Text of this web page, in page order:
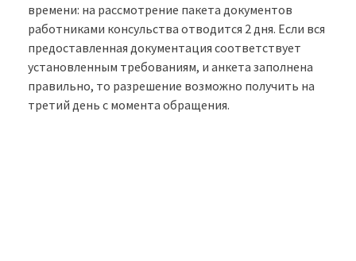
времени: на рассмотрение пакета документов
работниками консульства отводится 2 дня. Если вся
предоставленная документация соответствует
установленным требованиям, и анкета заполнена
правильно, то разрешение возможно получить на
третий день с момента обращения.